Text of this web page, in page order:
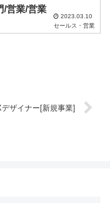
/営業/営業
2023.03.10
セールス・営業
デザイナー[新規事業]